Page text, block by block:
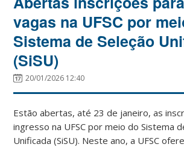
vagas na UFSC por
Sistema de Seleção
(SiSU)
20/01/2026 12:40
Estão abertas, até 23 de janeiro, as
ingresso na UFSC por meio do Sistema
Unificada (SiSU). Neste ano, a UFSC